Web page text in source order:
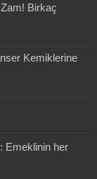
Birkaç
Kemiklerine
Emeklinin her